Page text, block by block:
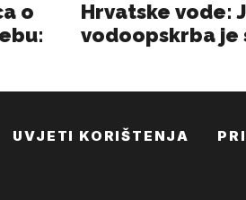
UVJETI KORIŠTENJA